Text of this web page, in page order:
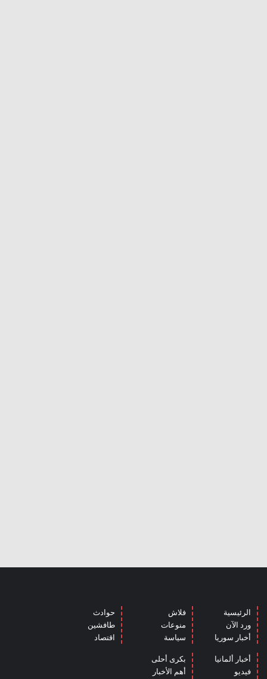
الرئيسية
ورد الآن
أخبار سوريا
فلاش
منوعات
سياسة
حوادث
طافشين
اقتصاد
أخبار ألمانيا
فيديو
بكرى أحلى
أهم الأخبار